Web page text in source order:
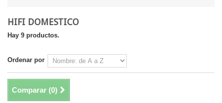
HIFI DOMESTICO
Hay 9 productos.
Ordenar por
Comparar (0)